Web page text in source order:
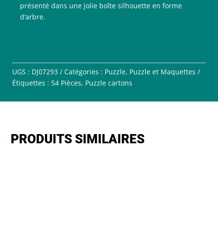
présenté dans une jolie boîte silhouette en forme
d’arbre.
UGS : DJ07293 Catégories : Puzzle, Puzzle et Maquettes
Étiquettes : 54 Pièces, Puzzle cartons
PRODUITS SIMILAIRES